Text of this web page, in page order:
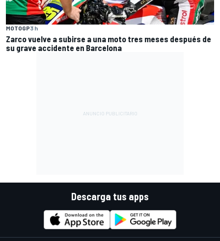
MOTOGP3 h
Zarco vuelve a subirse a una moto tres meses después de
su grave accidente en Barcelona
Descarga tus apps